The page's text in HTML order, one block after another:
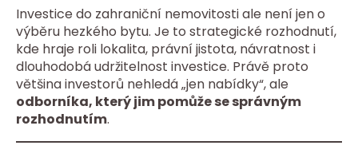
Investice do zahraniční nemovitosti ale není jen o
výběru hezkého bytu. Je to strategické rozhodnutí,
kde hraje roli lokalita, právní jistota, návratnost i
dlouhodobá udržitelnost investice. Právě proto
většina investorů nehledá „jen nabídky“, ale
odborníka, který jim pomůže se správným
rozhodnutím.